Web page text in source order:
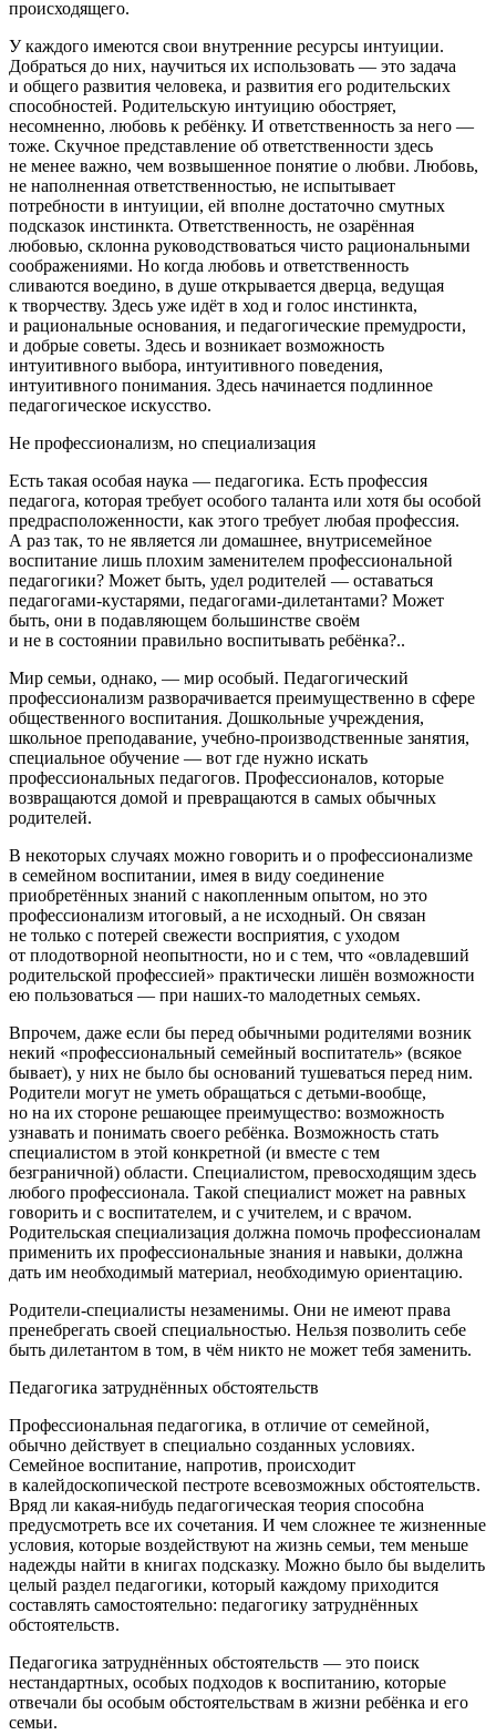
происходящего.
У каждого имеются свои внутренние ресурсы интуиции.
Добраться до них, научиться их использовать — это задача
и общего развития человека, и развития его родительских
способностей. Родительскую интуицию обостряет,
несомненно, любовь к ребёнку. И ответственность за него —
тоже. Скучное представление об ответственности здесь
не менее важно, чем возвышенное понятие о любви. Любовь,
не наполненная ответственностью, не испытывает
потребности в интуиции, ей вполне достаточно смутных
подсказок инстинкта. Ответственность, не озарённая
любовью, склонна руководствоваться чисто рациональными
соображениями. Но когда любовь и ответственность
сливаются воедино, в душе открывается дверца, ведущая
к творчеству. Здесь уже идёт в ход и голос инстинкта,
и рациональные основания, и педагогические премудрости,
и добрые советы. Здесь и возникает возможность
интуитивного выбора, интуитивного поведения,
интуитивного понимания. Здесь начинается подлинное
педагогическое искусство.
Не профессионализм, но специализация
Есть такая особая наука — педагогика. Есть профессия
педагога, которая требует особого таланта или хотя бы особой
предрасположенности, как этого требует любая профессия.
А раз так, то не является ли домашнее, внутрисемейное
воспитание лишь плохим заменителем профессиональной
педагогики? Может быть, удел родителей — оставаться
педагогами-кустарями, педагогами-дилетантами? Может
быть, они в подавляющем большинстве своём
и не в состоянии правильно воспитывать ребёнка?..
Мир семьи, однако, — мир особый. Педагогический
профессионализм разворачивается преимущественно в сфере
общественного воспитания. Дошкольные учреждения,
школьное преподавание, учебно-производственные занятия,
специальное обучение — вот где нужно искать
профессиональных педагогов. Профессионалов, которые
возвращаются домой и превращаются в самых обычных
родителей.
В некоторых случаях можно говорить и о профессионализме
в семейном воспитании, имея в виду соединение
приобретённых знаний с накопленным опытом, но это
профессионализм итоговый, а не исходный. Он связан
не только с потерей свежести восприятия, с уходом
от плодотворной неопытности, но и с тем, что «овладевший
родительской профессией» практически лишён возможности
ею пользоваться — при наших-то малодетных семьях.
Впрочем, даже если бы перед обычными родителями возник
некий «профессиональный семейный воспитатель» (всякое
бывает), у них не было бы оснований тушеваться перед ним.
Родители могут не уметь обращаться с детьми-вообще,
но на их стороне решающее преимущество: возможность
узнавать и понимать своего ребёнка. Возможность стать
специалистом в этой конкретной (и вместе с тем
безграничной) области. Специалистом, превосходящим здесь
любого профессионала. Такой специалист может на равных
говорить и с воспитателем, и с учителем, и с врачом.
Родительская специализация должна помочь профессионалам
применить их профессиональные знания и навыки, должна
дать им необходимый материал, необходимую ориентацию.
Родители-специалисты незаменимы. Они не имеют права
пренебрегать своей специальностью. Нельзя позволить себе
быть дилетантом в том, в чём никто не может тебя заменить.
Педагогика затруднённых обстоятельств
Профессиональная педагогика, в отличие от семейной,
обычно действует в специально созданных условиях.
Семейное воспитание, напротив, происходит
в калейдоскопической пестроте всевозможных обстоятельств.
Вряд ли какая-нибудь педагогическая теория способна
предусмотреть все их сочетания. И чем сложнее те жизненные
условия, которые воздействуют на жизнь семьи, тем меньше
надежды найти в книгах подсказку. Можно было бы выделить
целый раздел педагогики, который каждому приходится
составлять самостоятельно: педагогику затруднённых
обстоятельств.
Педагогика затруднённых обстоятельств — это поиск
нестандартных, особых подходов к воспитанию, которые
отвечали бы особым обстоятельствам в жизни ребёнка и его
семьи.